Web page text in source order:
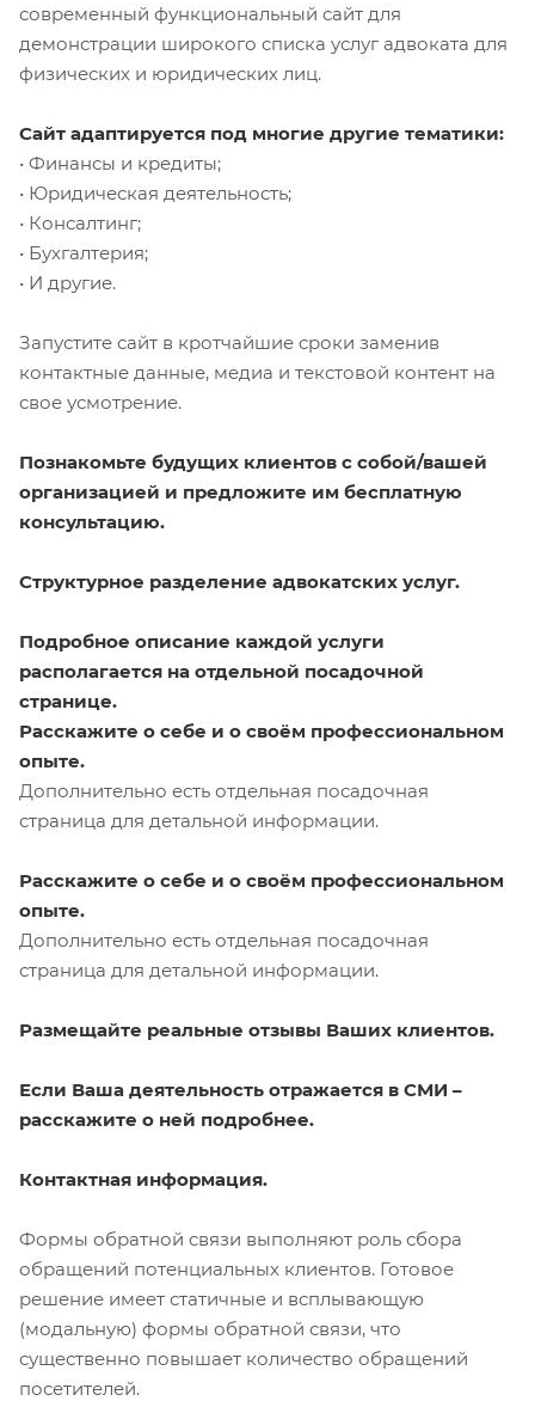
современный функциональный сайт для
демонстрации широкого списка услуг адвоката для
физических и юридических лиц.
Сайт адаптируется под многие другие тематики:
• Финансы и кредиты;
• Юридическая деятельность;
• Консалтинг;
• Бухгалтерия;
• И другие.
Запустите сайт в кротчайшие сроки заменив
контактные данные, медиа и текстовой контент на
свое усмотрение.
Познакомьте будущих клиентов с собой/вашей
организацией и предложите им бесплатную
консультацию.
Структурное разделение адвокатских услуг.
Подробное описание каждой услуги
располагается на отдельной посадочной
странице.
Расскажите о себе и о своём профессиональном
опыте.
Дополнительно есть отдельная посадочная
страница для детальной информации.
Расскажите о себе и о своём профессиональном
опыте.
Дополнительно есть отдельная посадочная
страница для детальной информации.
Размещайте реальные отзывы Ваших клиентов.
Если Ваша деятельность отражается в СМИ –
расскажите о ней подробнее.
Контактная информация.
Формы обратной связи выполняют роль сбора
обращений потенциальных клиентов. Готовое
решение имеет статичные и всплывающую
(модальную) формы обратной связи, что
существенно повышает количество обращений
посетителей.